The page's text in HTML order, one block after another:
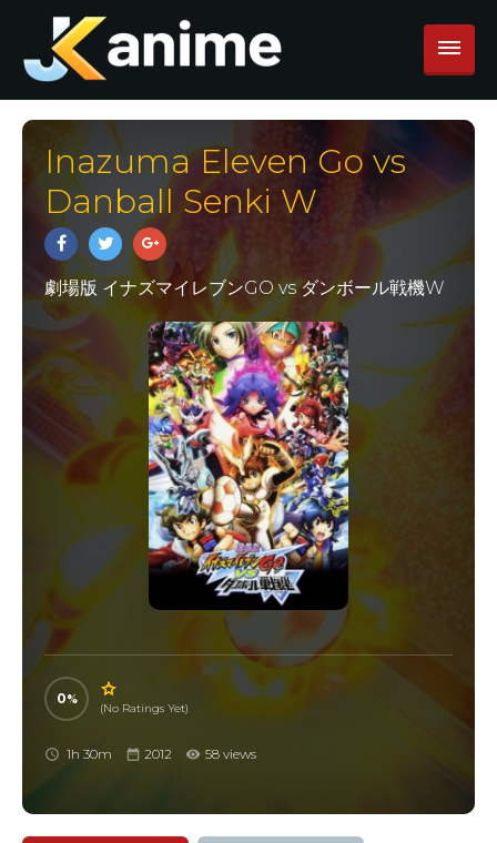
Inazuma Eleven Go vs
Danball Senki W
劇場版 イナズマイレブンGO vs ダンボール戦機W
0
(No Ratings Yet)
1h 30m 2012 58 views